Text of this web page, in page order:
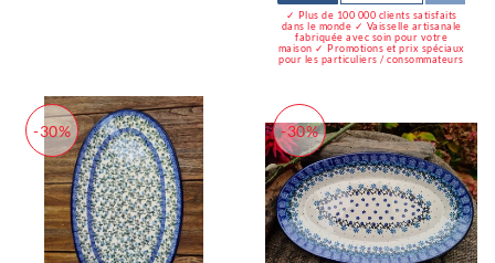
✓ Plus de 100 000 clients satisfaits
dans le monde ✓ Vaisselle artisanale
fabriquée avec soin pour votre
maison ✓ Promotions et prix spéciaux
pour les particuliers / consommateurs
-30% -30%